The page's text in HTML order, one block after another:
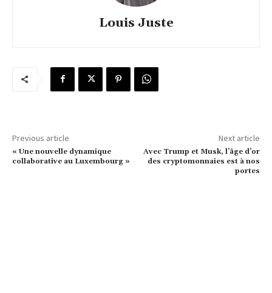
Louis Juste
Previous article
« Une nouvelle dynamique
collaborative au Luxembourg »
Next article
Avec Trump et Musk, l’âge d’or
des cryptomonnaies est à nos
portes